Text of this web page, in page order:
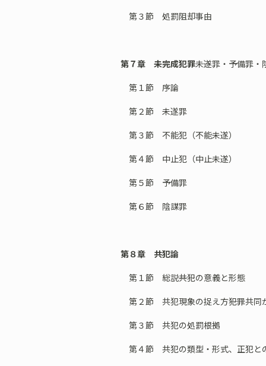
第３節 処罰阻却事由
第７章 未完成犯罪――未遂罪・予備罪
第１節 序論
第２節 未遂罪
第３節 不能犯（不能未遂）
第４節 中止犯（中止未遂）
第５節 予備罪
第６節 陰謀罪
第８章 共犯論
第１節 総説――共犯の意義と形態
第２節 共犯現象の捉え方――犯罪共同
第３節 共犯の処罰根拠
第４節 共犯の類型・形式、正犯と